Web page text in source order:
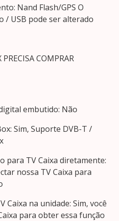
Nand Flash/GPS O
/ USB pode ser alterado
COMPRAR
embutido: Não
Sim, Suporte DVB-T /
para TV Caixa diretamente:
nossa TV Caixa para
Caixa na unidade: Sim, você
para obter essa função